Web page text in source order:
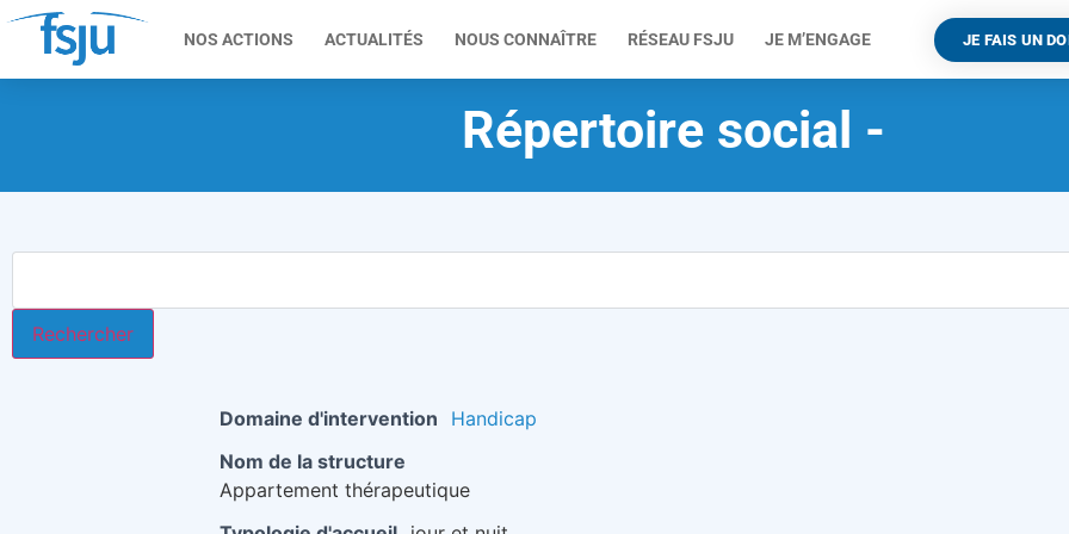
NOS ACTIONS ACTUALITÉS NOUS CONNAÎTRE RÉSEAU FSJU JE M’ENGAGE JE FAIS UN
Répertoire social -A
Domaine d'intervention
Handicap
Nom de la structure
Appartement thérapeutique